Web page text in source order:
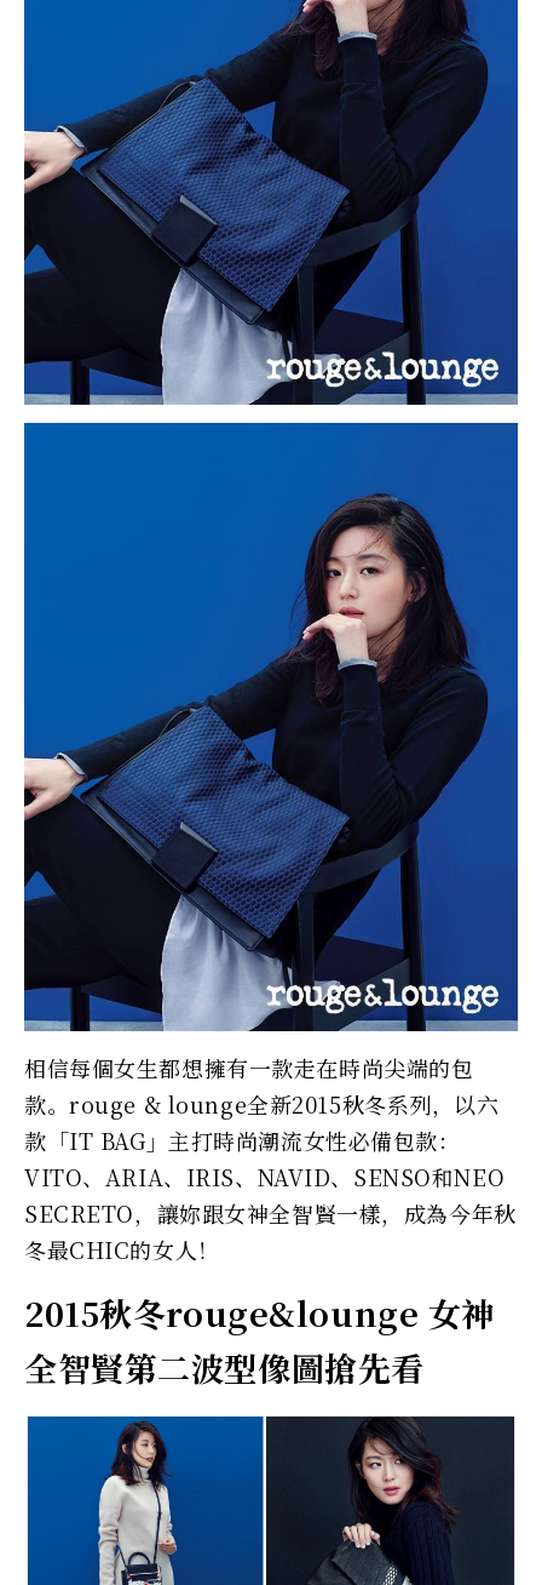
相信每個女生都想擁有一款走在時尚尖端的包
款。rouge & lounge全新2015秋冬系列，以六
款「IT BAG」主打時尚潮流女性必備包款：
VITO、ARIA、IRIS、NAVID、SENSO和NEO
SECRETO，讓妳跟女神全智賢一樣，成為今年秋
冬最CHIC的女人！
2015秋冬rouge&lounge 女神
全智賢第二波型像圖搶先看